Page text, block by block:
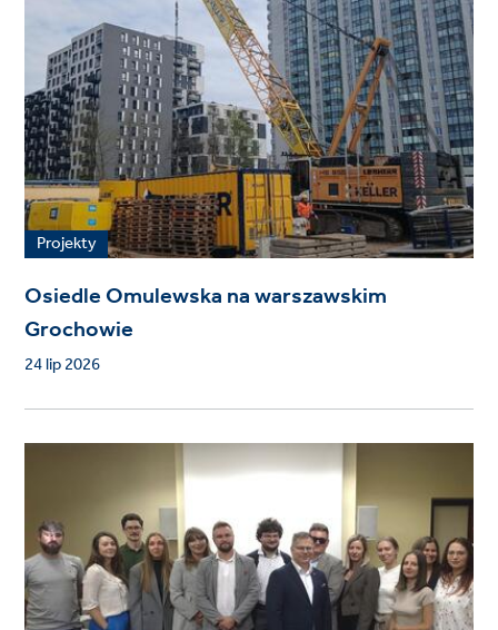
Projekty
Osiedle Omulewska na warszawskim
Grochowie
24 lip 2026